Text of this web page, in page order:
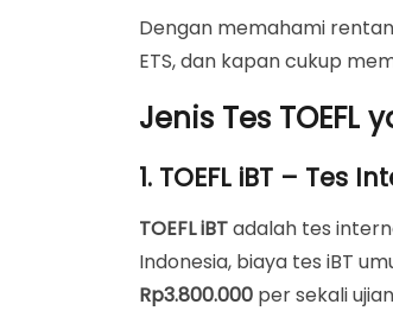
Dengan memahami
ETS, dan kapan cukup
Jenis Tes
1. TOEFL iBT – Tes
TOEFL iBTadalah tes
Indonesia, biaya tes iBT
Rp3.800.000 per sekali